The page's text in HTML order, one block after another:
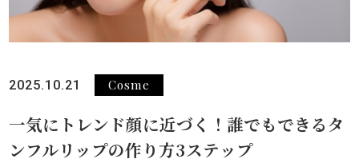
2025.10.21 Cosme
一気にトレンド顔に近づく！誰でもできるタ
ンフルリップの作り方3ステップ